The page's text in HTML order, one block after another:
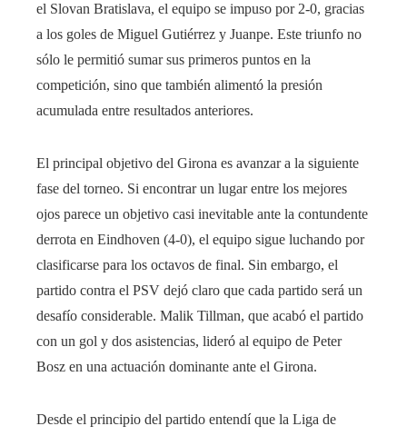
el Slovan Bratislava, el equipo se impuso por 2-0, gracias
a los goles de Miguel Gutiérrez y Juanpe. Este triunfo no
sólo le permitió sumar sus primeros puntos en la
competición, sino que también alimentó la presión
acumulada entre resultados anteriores.
El principal objetivo del Girona es avanzar a la siguiente
fase del torneo. Si encontrar un lugar entre los mejores
ojos parece un objetivo casi inevitable ante la contundente
derrota en Eindhoven (4-0), el equipo sigue luchando por
clasificarse para los octavos de final. Sin embargo, el
partido contra el PSV dejó claro que cada partido será un
desafío considerable. Malik Tillman, que acabó el partido
con un gol y dos asistencias, lideró al equipo de Peter
Bosz en una actuación dominante ante el Girona.
Desde el principio del partido entendí que la Liga de